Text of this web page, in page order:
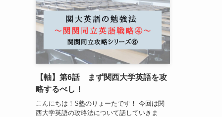
【軸】第6話 まず関西大学英語を攻
略するべし！
こんにちは！S塾のりょーたです！ 今回は関
西大学英語の攻略法について話していきま